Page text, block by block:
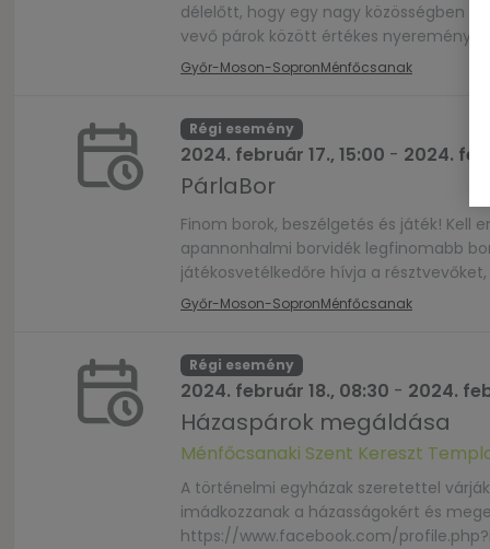
délelőtt, hogy egy nagy közösségben
vevő párok között értékes
Győr-Moson-SopronMénfőcsanak
Régi esemény
2024. február 17., 15:00 - 2024.
PárlaBor
Finom borok, beszélgetés és játék! Kell
apannonhalmi borvidék legfinomabb
játékosvetélkedőre hívja a
mindazt, amit amásik szeret Bennünk!
Győr-Moson-SopronMénfőcsanak
Régi esemény
2024. február 18., 08:30 - 2024.
Házaspárok megáldása
Ménfőcsanaki Szent Kereszt
A történelmi egyházak szeretettel
imádkozzanak a házasságokért és
https://www.facebook.com/